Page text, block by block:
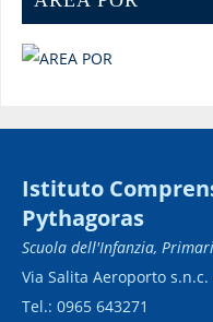
Istituto
Pythagoras
Scuola dell'Infanzia,
Via Salita Aeroporto
Tel.: 0965 643271